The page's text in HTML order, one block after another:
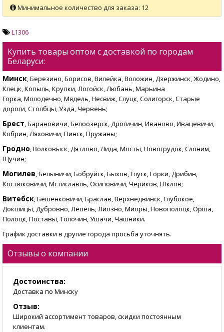
Минимальное количество для заказа: 12
L1306
Купить товары оптом с доставкой по городам
Беларуси:
Минск, Березино, Борисов, Вилейка, Воложин, Дзержинск, Жодино,
Клецк, Копыль, Крупки, Логойск, Любань, Марьина
Горка, Молодечно, Мядель, Несвиж, Слуцк, Солигорск, Старые
дороги, Столбцы, Узда, Червень;
Брест, Барановичи, Белоозерск, Дрогичин, Иваново, Ивацевичи,
Кобрин, Ляховичи, Пинск, Пружаны;
Гродно, Волковыск, Дятлово, Лида, Мосты, Новогрудок, Слоним,
Щучин;
Могилев, Белыничи, Бобруйск, Быхов, Глуск, Горки, Дрибин,
Костюковичи, Мстиславль, Осиповичи, Чериков, Шклов;
Витебск, Бешенковичи, Браслав, Верхнедвинск, Глубокое,
Докшицы, Дубровно, Лепель, Лиозно, Миоры, Новополоцк, Орша,
Полоцк, Поставы, Толочин, Ушачи, Чашники.
График доставки в другие города просьба уточнять.
Отзывы о компании
Достоинства:
Доставка по Минску
Отзыв:
Широкий ассортимент товаров, скидки постоянным
клиентам.